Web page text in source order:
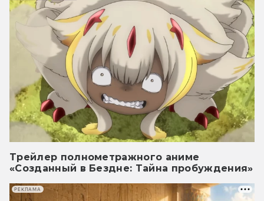
Трейлер полнометражного аниме
«Созданный в Бездне: Тайна пробуждения»
РЕКЛАМА